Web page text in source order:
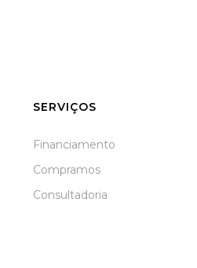
SERVIÇOS
Financiamento
Compramos
Consultadoria